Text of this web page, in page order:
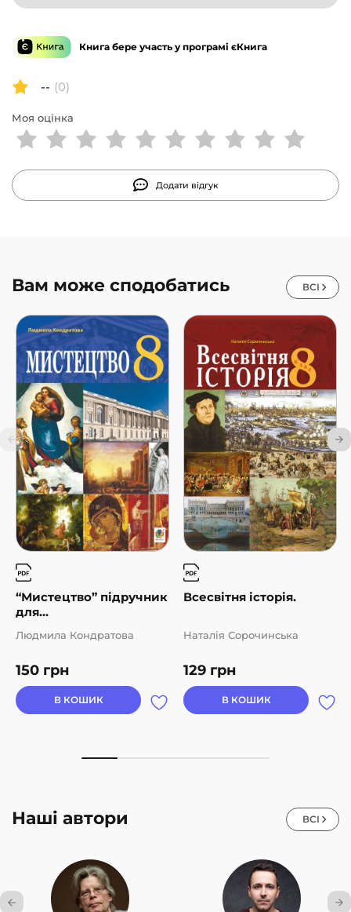
Книга бере участь у програмі єКнига
-- (0)
Моя оцінка
Додати відгук
Вам може сподобатись ВСІ
“Мистецтво” підручник
для...
150 грн
Людмила Кондратова
В КОШИК
Всесвітня історія.
129 грн
Наталія Сорочинська
В КОШИК
Наші автори ВСІ